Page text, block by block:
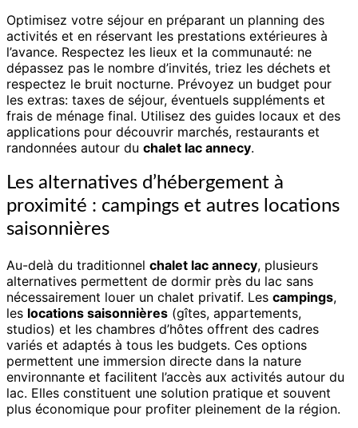
Optimisez votre séjour en préparant un planning des
activités et en réservant les prestations extérieures à
l’avance. Respectez les lieux et la communauté: ne
dépassez pas le nombre d’invités, triez les déchets et
respectez le bruit nocturne. Prévoyez un budget pour
les extras: taxes de séjour, éventuels suppléments et
frais de ménage final. Utilisez des guides locaux et des
applications pour découvrir marchés, restaurants et
randonnées autour du chalet lac annecy.
Les alternatives d’hébergement à
proximité : campings et autres locations
saisonnières
Au-delà du traditionnel chalet lac annecy, plusieurs
alternatives permettent de dormir près du lac sans
nécessairement louer un chalet privatif. Les campings,
les locations saisonnières (gîtes, appartements,
studios) et les chambres d’hôtes offrent des cadres
variés et adaptés à tous les budgets. Ces options
permettent une immersion directe dans la nature
environnante et facilitent l’accès aux activités autour du
lac. Elles constituent une solution pratique et souvent
plus économique pour profiter pleinement de la région.